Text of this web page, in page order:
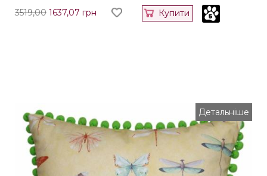
3519,00 1637,07 грн Купити
Детальніше